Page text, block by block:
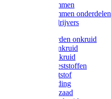
Mollenklemmen
Mollenklemmen onderdelen
Mollenverdrijvers
Protect Garden onkruid
Diversen onkruid
Solabiol onkruid
Solabiol meststoffen
Pokon meststof
Pokon voeding
Pokon graszaad